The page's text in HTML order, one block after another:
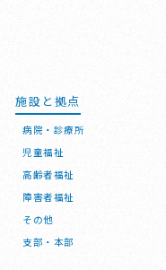
施設と拠点
病院・診療所
児童福祉
高齢者福祉
障害者福祉
その他
支部・本部